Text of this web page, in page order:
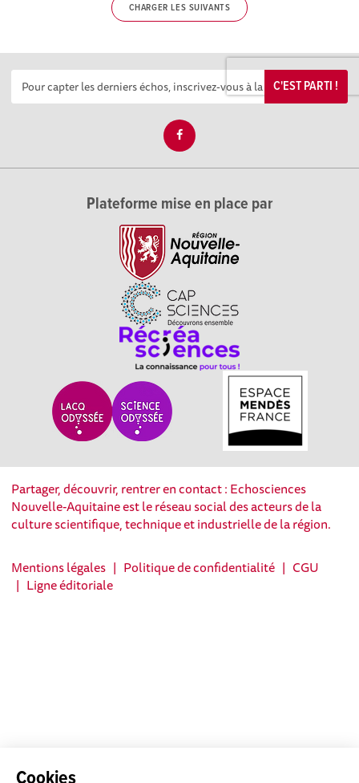
CHARGER LES SUIVANTS
C'EST PARTI !
Plateforme mise en place par
Partager, découvrir, rentrer en contact : Echosciences
Nouvelle-Aquitaine est le réseau social des acteurs de la
culture scientifique, technique et industrielle de la région.
Mentions légales | Politique de confidentialité | CGU
| Ligne éditoriale